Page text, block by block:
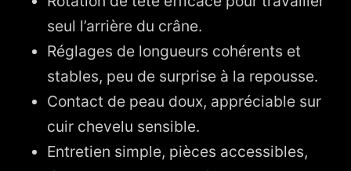
seul l’arrière du crâne.
Réglages de longueurs cohérents et
stables, peu de surprise à la repousse.
Contact de peau doux, appréciable sur
cuir chevelu sensible.
Entretien simple, pièces accessibles,